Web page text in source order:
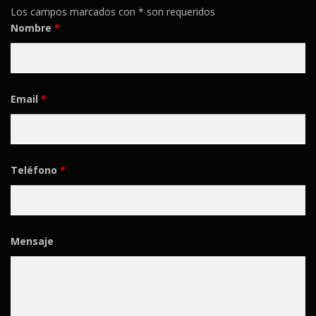
Los campos marcados con * son requeridos
Nombre *
Email *
Teléfono *
Mensaje